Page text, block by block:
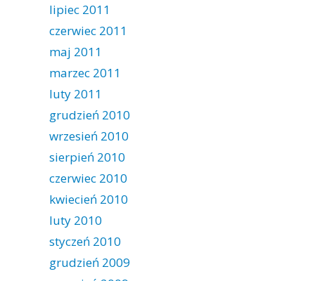
lipiec 2011
czerwiec 2011
maj 2011
marzec 2011
luty 2011
grudzień 2010
wrzesień 2010
sierpień 2010
czerwiec 2010
kwiecień 2010
luty 2010
styczeń 2010
grudzień 2009